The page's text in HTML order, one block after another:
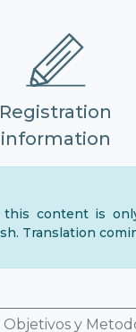
Registration
information
this content is
Translation
Objetivos y